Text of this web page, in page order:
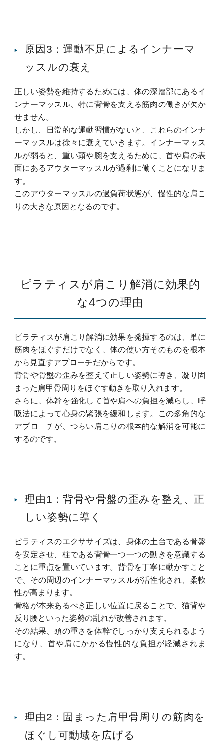
原因3：運動不足によるインナーマ
ッスルの衰え
正しい姿勢を維持するためには、体の深層部にあるイ
ンナーマッスル、特に背骨を支える筋肉の働きが欠か
せません。
しかし、日常的な運動習慣がないと、これらのインナ
ーマッスルは徐々に衰えていきます。 インナーマッス
ルが弱ると、重い頭や腕を支えるために、首や肩の表
面にあるアウターマッスルが過剰に働くことになりま
す。
このアウターマッスルの過負荷状態が、慢性的な肩こ
りの大きな原因となるのです。
ピラティスが肩こり解消に効果的
な4つの理由
ピラティスが肩こり解消に効果を発揮するのは、単に
筋肉をほぐすだけでなく、体の使い方そのものを根本
から見直すアプローチだからです。
背骨や骨盤の歪みを整えて正しい姿勢に導き、凝り固
まった肩甲骨周りをほぐす動きを取り入れます。
さらに、体幹を強化して首や肩への負担を減らし、呼
吸法によって心身の緊張を緩和します。
この多角的な
アプローチが、つらい肩こりの根本的な解消を可能に
するのです。
理由1：背骨や骨盤の歪みを整え、正
しい姿勢に導く
ピラティスのエクササイズは、身体の土台である骨盤
を安定させ、柱である背骨一つ一つの動きを意識する
ことに重点を置いています。背骨を丁寧に動かすこと
で、その周辺のインナーマッスルが活性化され、柔軟
性が高まります。
骨格が本来あるべき正しい位置に戻ることで、猫背や
反り腰といった姿勢の乱れが改善されます。
その結果、頭の重さを体幹でしっかり支えられるよう
になり、首や肩にかかる慢性的な負担が軽減されま
す。
理由2：固まった肩甲骨周りの筋肉を
ほぐし可動域を広げる